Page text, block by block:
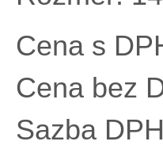
Cena s
Cena bez
Sazba